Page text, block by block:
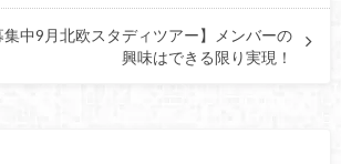
集中9月北欧スタディツアー】メンバーの
興味はできる限り実現！